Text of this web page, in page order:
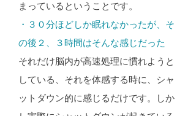
まっているということです。
・３０分ほどしか眠れなかったが、そ
の後２、３時間はそんな感じだった​
それだけ脳内が高速処理に慣れようと
している、それを体感する時に、シャ
ットダウン的に感じるだけです。しか